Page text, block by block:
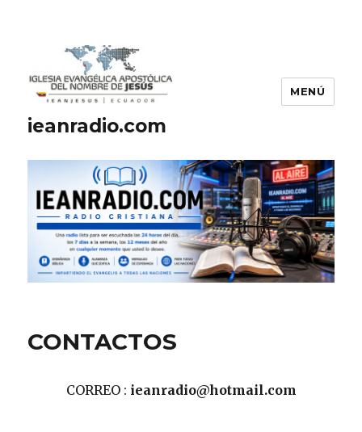
ieanradio.com
MENÚ
CONTACTOS
CORREO : ieanradio@hotmail.com